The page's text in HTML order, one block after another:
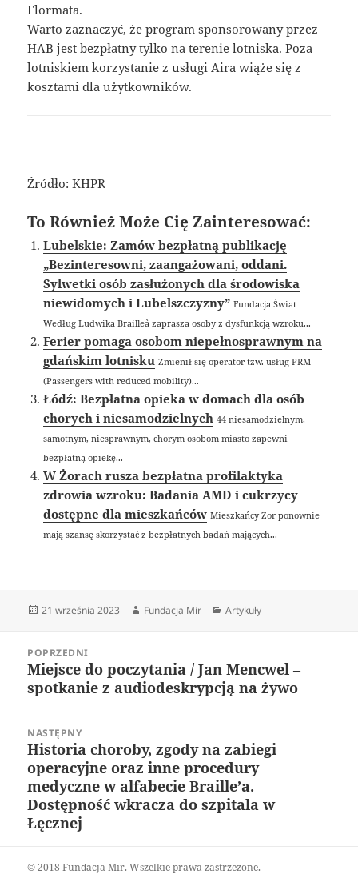
Flormata.
Warto zaznaczyć, że program sponsorowany przez
HAB jest bezpłatny tylko na terenie lotniska. Poza
lotniskiem korzystanie z usługi Aira wiąże się z
kosztami dla użytkowników.
Źródło: KHPR
To Również Może Cię Zainteresować:
Lubelskie: Zamów bezpłatną publikację
„Bezinteresowni, zaangażowani, oddani.
Sylwetki osób zasłużonych dla środowiska
niewidomych i Lubelszczyzny” Fundacja Świat
Według Ludwika Braille`a zaprasza osoby z dysfunkcją wzroku...
Ferier pomaga osobom niepełnosprawnym na
gdańskim lotnisku Zmienił się operator tzw. usług PRM
(Passengers with reduced mobility)...
Łódź: Bezpłatna opieka w domach dla osób
chorych i niesamodzielnych 44 niesamodzielnym,
samotnym, niesprawnym, chorym osobom miasto zapewni
bezpłatną opiekę...
W Żorach rusza bezpłatna profilaktyka
zdrowia wzroku: Badania AMD i cukrzycy
dostępne dla mieszkańców Mieszkańcy Żor ponownie
mają szansę skorzystać z bezpłatnych badań mających...
Data
21 września 2023 Autor
Fundacja Mir Kategorie
Artykuły
wpisuPOPRZEDNI
Poprzedni
wpis:
Miejsce do poczytania / Jan Mencwel –
spotkanie z audiodeskrypcją na żywo
NASTĘPNY
Następny
wpis:
Historia choroby, zgody na zabiegi
operacyjne oraz inne procedury
medyczne w alfabecie Braille’a.
Dostępność wkracza do szpitala w
Łęcznej
© 2018 Fundacja Mir. Wszelkie prawa zastrzeżone.